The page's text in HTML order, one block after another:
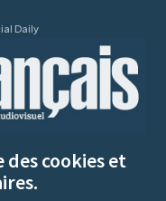
Daily
des cookies et